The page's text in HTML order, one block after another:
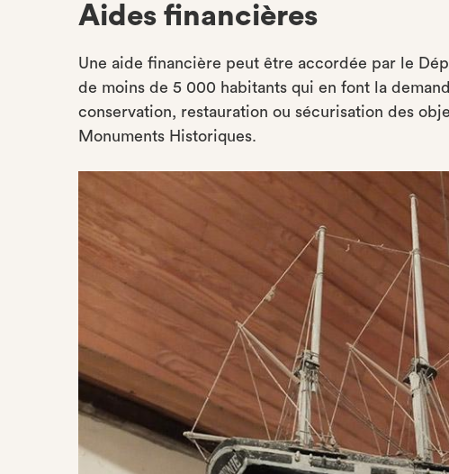
Aides financières
Une aide financière peut être accordée par le
de moins de 5 000 habitants qui en font la
conservation, restauration ou sécurisation des
Monuments Historiques.